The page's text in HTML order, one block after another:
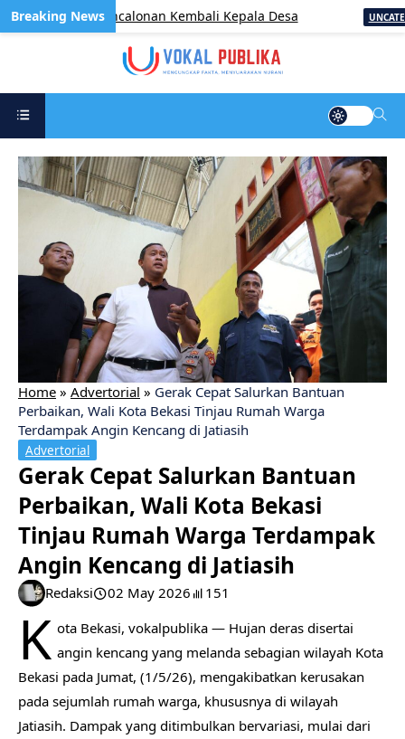
Pencalonan Kembali Kepala Desa
Home » Advertorial » Gerak Cepat Salurkan Bantuan
Perbaikan, Wali Kota Bekasi Tinjau Rumah Warga
Terdampak Angin Kencang di Jatiasih
Advertorial
Gerak Cepat Salurkan Bantuan
Perbaikan, Wali Kota Bekasi
Tinjau Rumah Warga Terdampak
Angin Kencang di Jatiasih
Redaksi 02 May 2026 151
K ota Bekasi, vokalpublika — Hujan deras disertai
angin kencang yang melanda sebagian wilayah Kota
Bekasi pada Jumat, (1/5/26), mengakibatkan kerusakan
pada sejumlah rumah warga, khususnya di wilayah
Jatiasih. Dampak yang ditimbulkan bervariasi, mulai dari